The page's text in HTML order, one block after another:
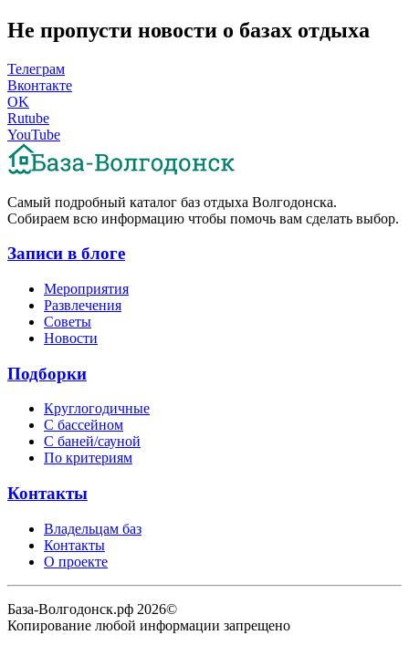
Не пропусти новости о базах отдыха
Телеграм
Вконтакте
OK
Rutube
YouTube
Cамый подробный каталог баз отдыха Волгодонска.
Собираем всю информацию чтобы помочь вам сделать выбор.
Записи в блоге
Мероприятия
Развлечения
Советы
Новости
Подборки
Круглогодичные
С бассейном
С баней/сауной
По критериям
Контакты
Владельцам баз
Контакты
О проекте
База-Волгодонск.рф 2026©
Копирование любой информации запрещено